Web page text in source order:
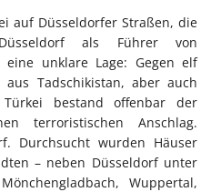
auf Düsseldorfer Straßen, die
Düsseldorf als Führer von
unklare Lage: Gegen elf
aus Tadschikistan, aber auch
bestand offenbar der
terroristischen Anschlag.
Durchsucht wurden Häuser
– neben Düsseldorf unter
Wuppertal,